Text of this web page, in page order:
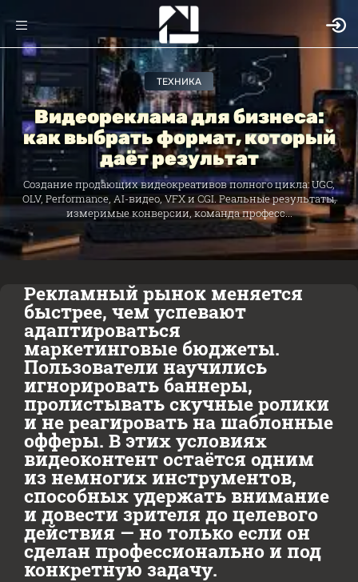
ТЕХНИКА
Видеореклама для бизнеса:
как выбрать формат, который
даёт результат
Создание продающих видеокреативов полного цикла: UGC,
OLV, Performance, AI-видео, VFX и CGI. Реальные результаты,
измеримые конверсии, команда професс...
Рекламный рынок меняется
быстрее, чем успевают
адаптироваться
маркетинговые бюджеты.
Пользователи научились
игнорировать баннеры,
пролистывать скучные ролики
и не реагировать на шаблонные
офферы. В этих условиях
видеоконтент остаётся одним
из немногих инструментов,
способных удержать внимание
и довести зрителя до целевого
действия — но только если он
сделан профессионально и под
конкретную задачу.